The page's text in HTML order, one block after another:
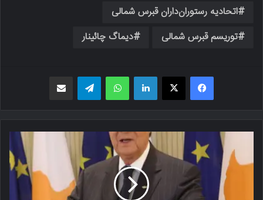
اتحادیه رستوران‌داران قبرس شمالی
توریسم قبرس شمالی
دیماگ چائینار
فیسبوک X لینکدین واتس اپ تلگرام